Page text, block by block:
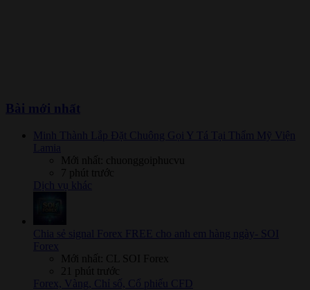
Bài mới nhất
Minh Thành Lắp Đặt Chuông Gọi Y Tá Tại Thẩm Mỹ Viện
Lamia
Mới nhất: chuonggoiphucvu
7 phút trước
Dịch vụ khác
Chia sẻ signal Forex FREE cho anh em hàng ngày- SOI
Forex
Mới nhất: CL SOI Forex
21 phút trước
Forex, Vàng, Chỉ số, Cổ phiếu CFD